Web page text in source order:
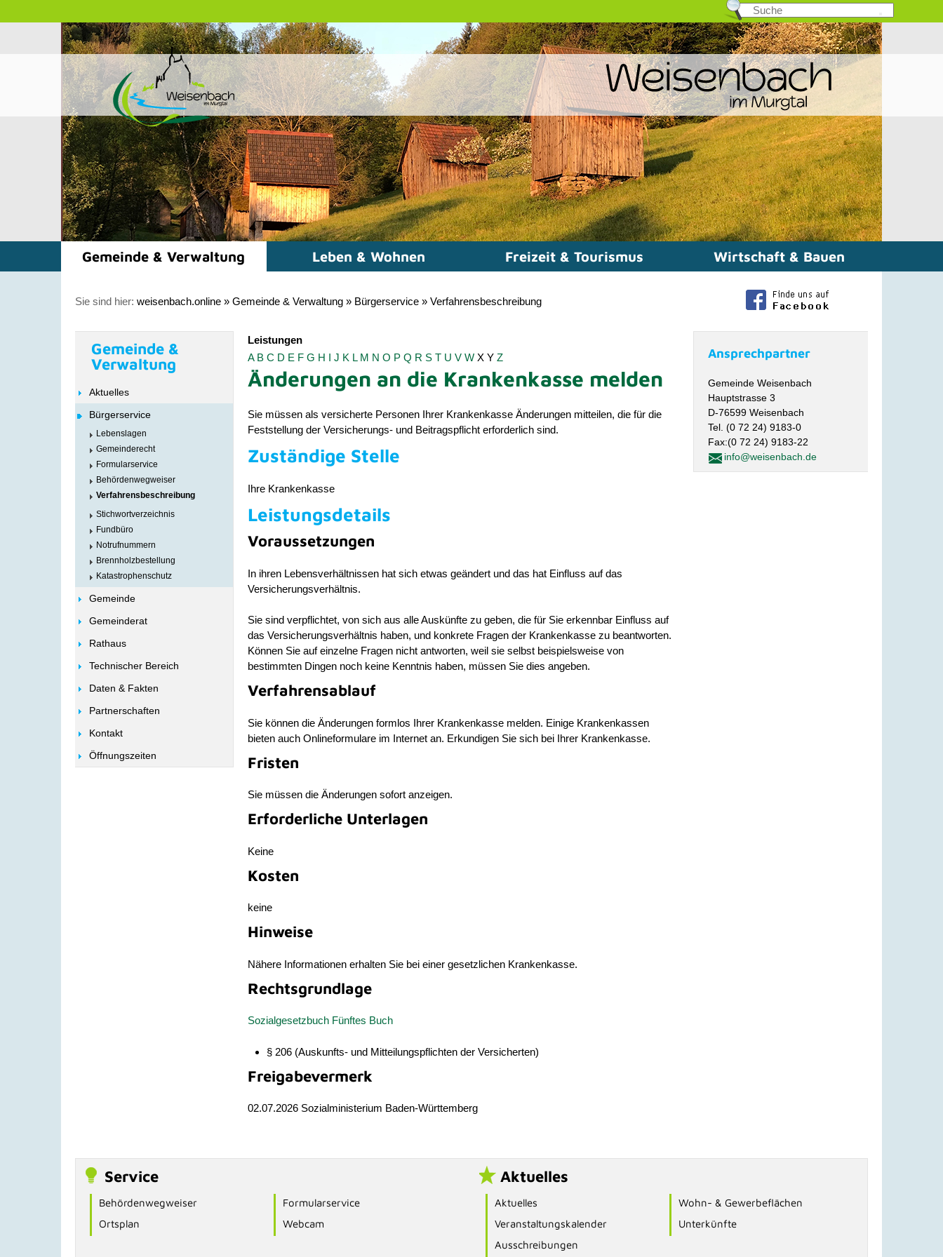
Gemeinde & Verwaltung Leben & Wohnen Freizeit & Tourismus Wirtschaft & Bauen
Sie sind hier: weisenbach.online » Gemeinde & Verwaltung » Bürgerservice » Verfahrensbeschreibung
Gemeinde &
Verwaltung
Aktuelles
Bürgerservice
Lebenslagen
Gemeinderecht
Formularservice
Behördenwegweiser
Verfahrensbeschreibung
Stichwortverzeichnis
Fundbüro
Notrufnummern
Brennholzbestellung
Katastrophenschutz
Gemeinde
Gemeinderat
Rathaus
Technischer Bereich
Daten & Fakten
Partnerschaften
Kontakt
Öffnungszeiten
Leistungen
A B C D E F G H I J K L M N O P Q R S T U V W X Y Z
Änderungen an die Krankenkasse melden
Sie müssen als versicherte Personen Ihrer Krankenkasse Änderungen mitteilen, die für die
Feststellung der Versicherungs- und Beitragspflicht erforderlich sind.
Zuständige Stelle
Ihre Krankenkasse
Leistungsdetails
Voraussetzungen
In ihren Lebensverhältnissen hat sich etwas geändert und das hat Einfluss auf das
Versicherungsverhältnis.
Sie sind verpflichtet, von sich aus alle Auskünfte zu geben, die für Sie erkennbar Einfluss auf
das Versicherungsverhältnis haben, und konkrete Fragen der Krankenkasse zu beantworten.
Können Sie auf einzelne Fragen nicht antworten, weil sie selbst beispielsweise von
bestimmten Dingen noch keine Kenntnis haben, müssen Sie dies angeben.
Verfahrensablauf
Sie können die Änderungen formlos Ihrer Krankenkasse melden. Einige Krankenkassen
bieten auch Onlineformulare im Internet an. Erkundigen Sie sich bei Ihrer Krankenkasse.
Fristen
Sie müssen die Änderungen sofort anzeigen.
Erforderliche Unterlagen
Keine
Kosten
keine
Hinweise
Nähere Informationen erhalten Sie bei einer gesetzlichen Krankenkasse.
Rechtsgrundlage
Sozialgesetzbuch Fünftes Buch
§ 206 (Auskunfts- und Mitteilungspflichten der Versicherten)
Freigabevermerk
02.07.2026 Sozialministerium Baden-Württemberg
Ansprechpartner
Gemeinde Weisenbach
Hauptstrasse 3
D-76599 Weisenbach
Tel. (0 72 24) 9183-0
Fax:(0 72 24) 9183-22
info@weisenbach.de
Service
Behördenwegweiser
Formularservice
Ortsplan
Webcam
Aktuelles
Aktuelles
Wohn- & Gewerbeflächen
Veranstaltungskalender
Unterkünfte
Ausschreibungen